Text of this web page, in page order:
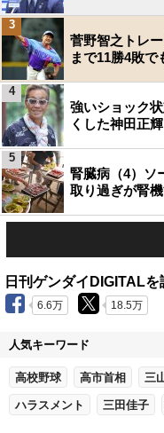
菅野智之トレ
まで11勝4敗
3
強いショック
くした神田正
4
腎臓病（4）ソ
取り過ぎが腎
5
日刊ゲンダイDIGITALを
6.6万 18.5万
人気キーワード
高校野球 高市首相 三
ハラスメント 三田佳子